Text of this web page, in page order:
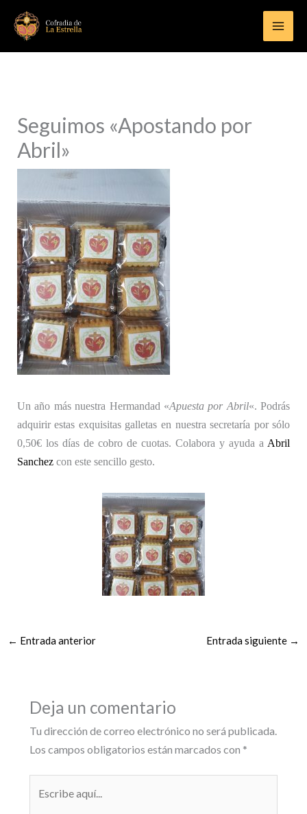
contenido
Seguimos «Apostando por
Abril»
Un año más nuestra Hermandad «Apuesta por Abril«. Podrás
adquirir estas exquisitas galletas en nuestra secretaría por sólo
0,50€ los días de cobro de cuotas. Colabora y ayuda a Abril
Sanchezcon este sencillo gesto.
← Entrada anterior Entrada siguiente →
Deja un comentario
Tu dirección de correo electrónico no será publicada.
Los campos obligatorios están marcados con *